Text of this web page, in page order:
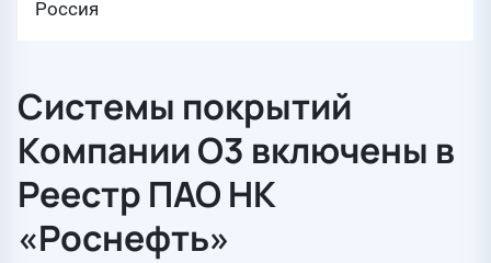
Россия
Системы покрытий
Компании О3 включены в
Реестр ПАО НК
«Роснефть»